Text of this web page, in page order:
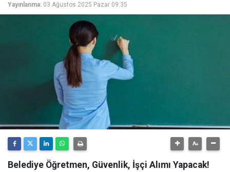
Yayınlanma: 03 Ağustos 2025 Pazar 09:35
Belediye Öğretmen, Güvenlik, İşçi Alımı Yapacak!